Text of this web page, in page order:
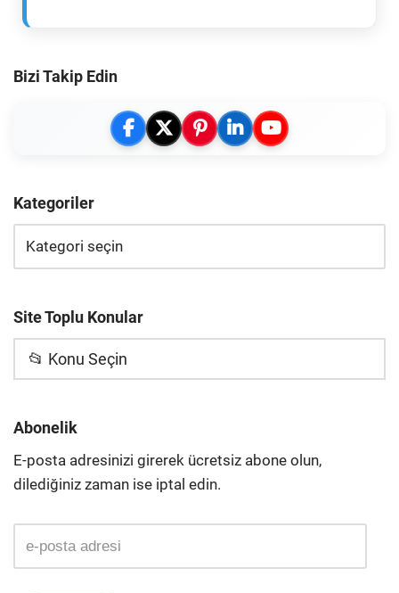
Bizi Takip Edin
Kategoriler
Site Toplu Konular
📂 Konu Seçin
Abonelik
E-posta adresinizi girerek ücretsiz abone olun,
dilediğiniz zaman ise iptal edin.